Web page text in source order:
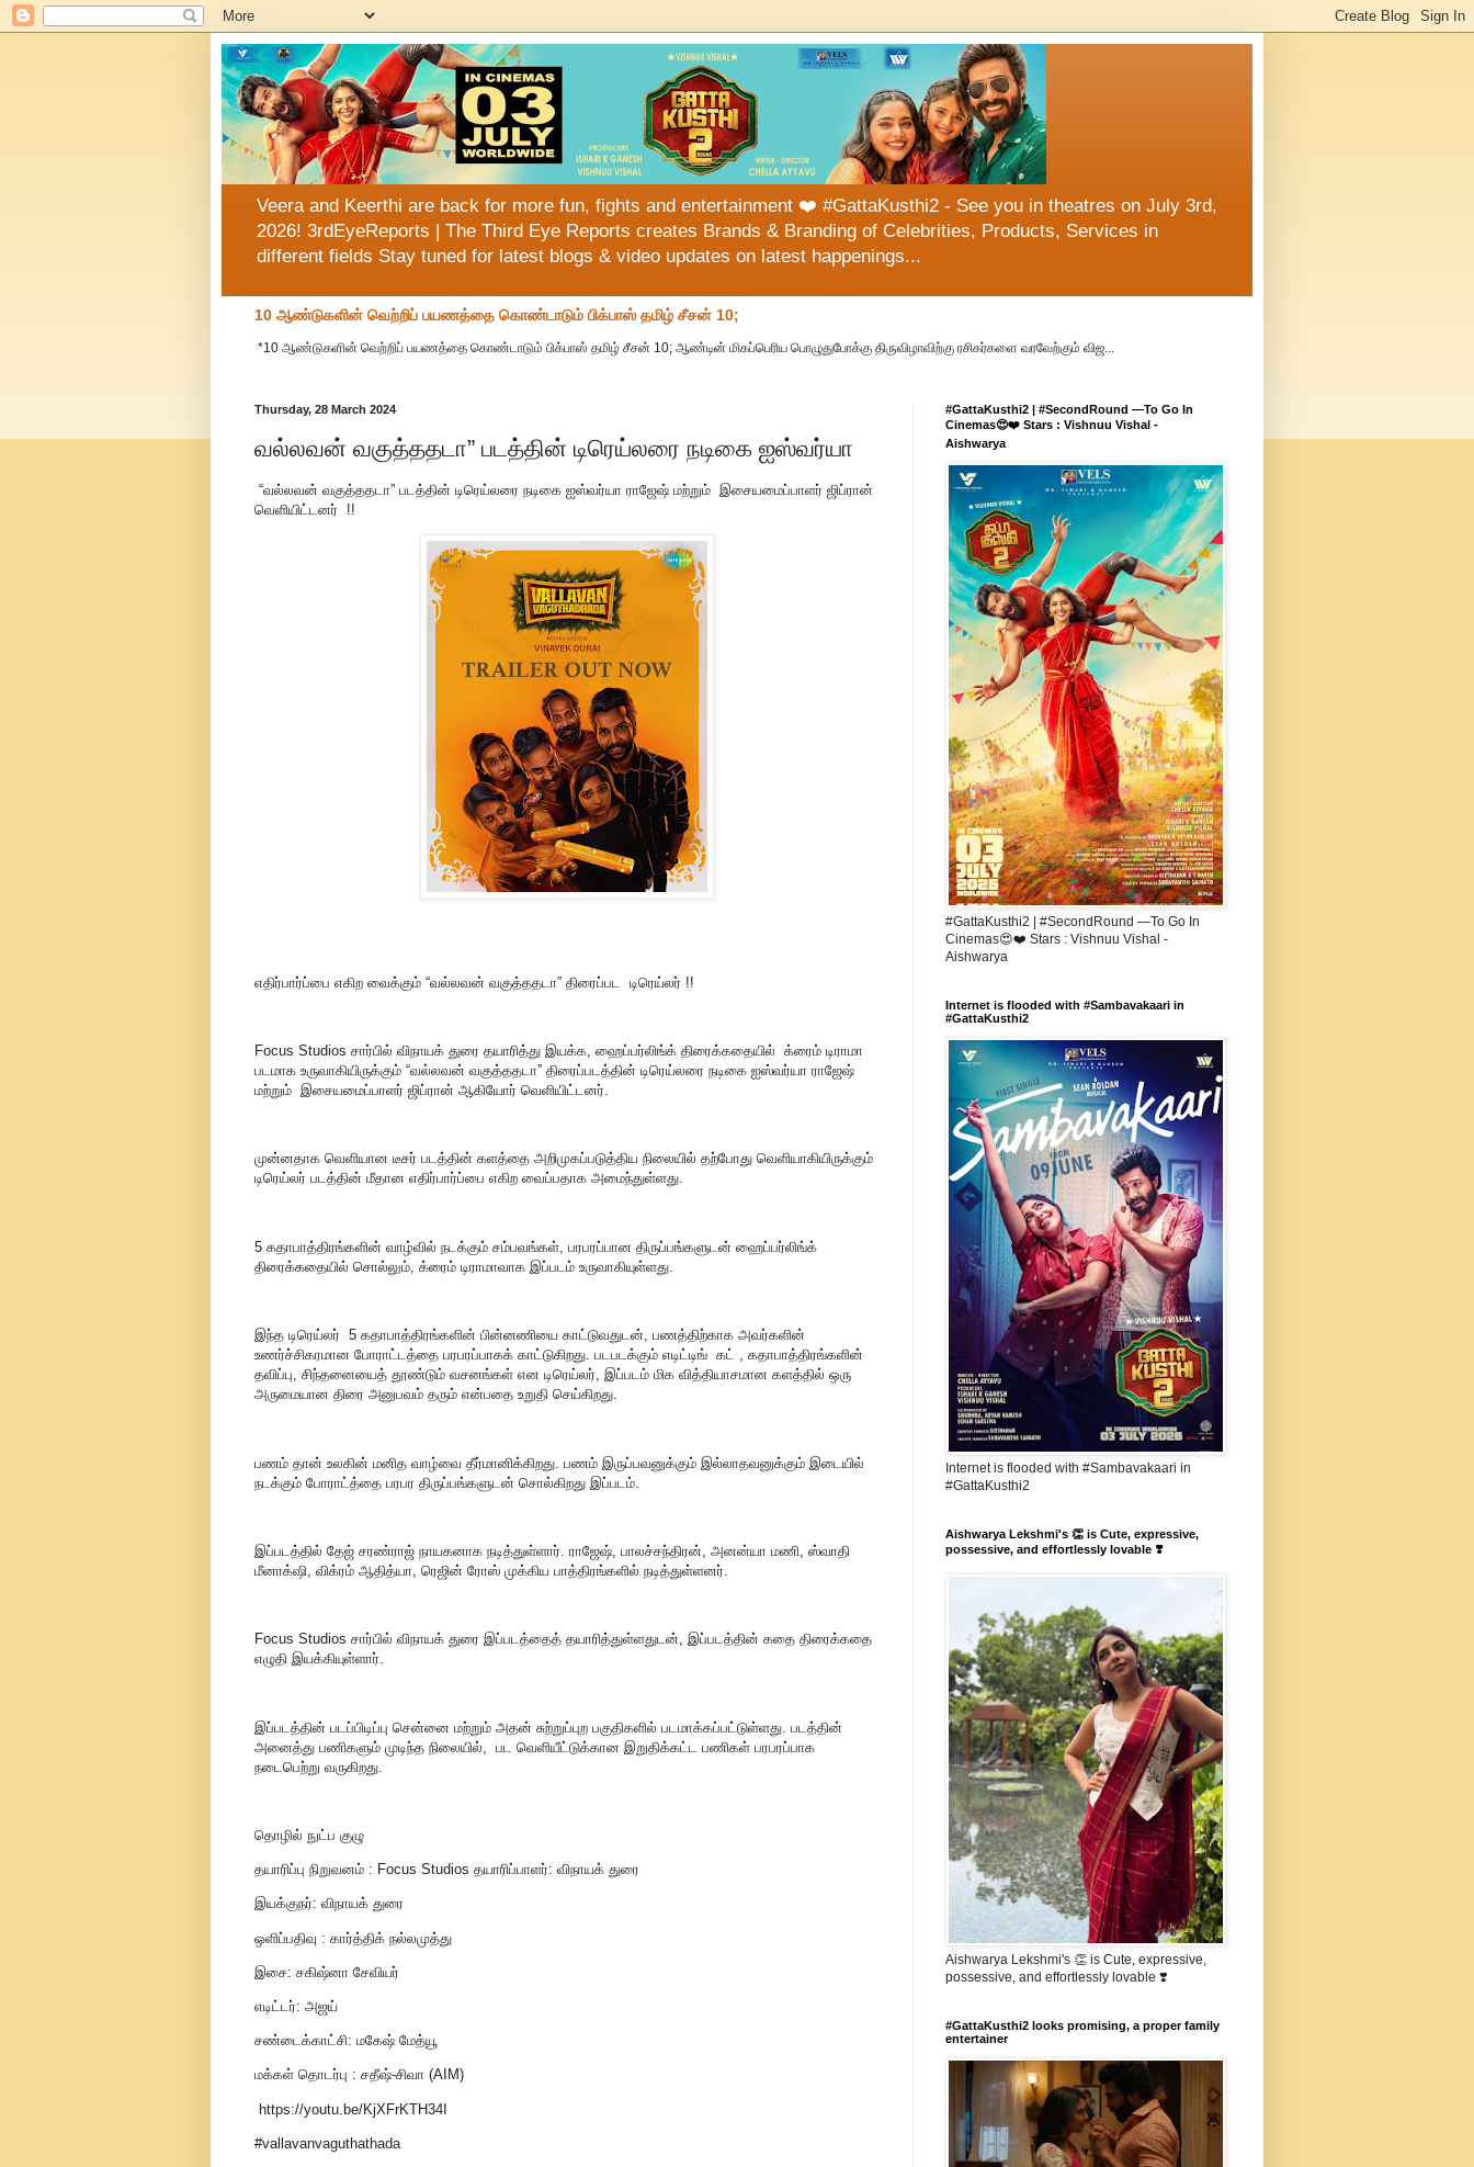
Veera and Keerthi are back for more fun, fights and entertainment ❤️ #GattaKusthi2 - See you in theatres on July 3rd,
2026! 3rdEyeReports | The Third Eye Reports creates Brands & Branding of Celebrities, Products, Services in
different fields Stay tuned for latest blogs & video updates on latest happenings...
10 ஆண்டுகளின் வெற்றிப் பயணத்தை கொண்டாடும் பிக்பாஸ் தமிழ் சீசன் 10;
*10 ஆண்டுகளின் வெற்றிப் பயணத்தை கொண்டாடும் பிக்பாஸ் தமிழ் சீசன் 10; ஆண்டின் மிகப்பெரிய பொழுதுபோக்கு திருவிழாவிற்கு ரசிகர்களை வரவேற்கும் விஜ...
Thursday, 28 March 2024
வல்லவன் வகுத்ததடா” படத்தின் டிரெய்லரை நடிகை ஐஸ்வர்யா
“வல்லவன் வகுத்ததடா” படத்தின் டிரெய்லரை நடிகை ஐஸ்வர்யா ராஜேஷ் மற்றும் இசையமைப்பாளர் ஜிப்ரான்
வெளியிட்டனர் !!
எதிர்பார்ப்பை எகிற வைக்கும் “வல்லவன் வகுத்ததடா” திரைப்பட டிரெய்லர் !!
Focus Studios சார்பில் விநாயக் துரை தயாரித்து இயக்க, ஹைப்பர்லிங்க் திரைக்கதையில் க்ரைம் டிராமா
படமாக உருவாகியிருக்கும் “வல்லவன் வகுத்ததடா” திரைப்படத்தின் டிரெய்லரை நடிகை ஐஸ்வர்யா ராஜேஷ்
மற்றும் இசையமைப்பாளர் ஜிப்ரான் ஆகியோர் வெளியிட்டனர்.
முன்னதாக வெளியான டீசர் படத்தின் களத்தை அறிமுகப்படுத்திய நிலையில் தற்போது வெளியாகியிருக்கும்
டிரெய்லர் படத்தின் மீதான எதிர்பார்ப்பை எகிற வைப்பதாக அமைந்துள்ளது.
5 கதாபாத்திரங்களின் வாழ்வில் நடக்கும் சம்பவங்கள், பரபரப்பான திருப்பங்களுடன் ஹைப்பர்லிங்க்
திரைக்கதையில் சொல்லும், க்ரைம் டிராமாவாக இப்படம் உருவாகியுள்ளது.
இந்த டிரெய்லர் 5 கதாபாத்திரங்களின் பின்னணியை காட்டுவதுடன், பணத்திற்காக அவர்களின்
உணர்ச்சிகரமான போராட்டத்தை பரபரப்பாகக் காட்டுகிறது. படபடக்கும் எடிட்டிங் கட் , கதாபாத்திரங்களின்
தவிப்பு, சிந்தனையைத் தூண்டும் வசனங்கள் என டிரெய்லர், இப்படம் மிக வித்தியாசமான களத்தில் ஒரு
அருமையான திரை அனுபவம் தரும் என்பதை உறுதி செய்கிறது.
பணம் தான் உலகின் மனித வாழ்வை தீர்மானிக்கிறது. பணம் இருப்பவனுக்கும் இல்லாதவனுக்கும் இடையில்
நடக்கும் போராட்த்தை பரபர திருப்பங்களுடன் சொல்கிறது இப்படம்.
இப்படத்தில் தேஜ் சரண்ராஜ் நாயகனாக நடித்துள்ளார். ராஜேஷ், பாலச்சந்திரன், அனன்யா மணி, ஸ்வாதி
மீனாக்‌ஷி, விக்ரம் ஆதித்யா, ரெஜின் ரோஸ் முக்கிய பாத்திரங்களில் நடித்துள்ளனர்.
Focus Studios சார்பில் விநாயக் துரை இப்படத்தைத் தயாரித்துள்ளதுடன், இப்படத்தின் கதை திரைக்கதை
எழுதி இயக்கியுள்ளார்.
இப்படத்தின் படப்பிடிப்பு சென்னை மற்றும் அதன் சுற்றுப்புற பகுதிகளில் படமாக்கப்பட்டுள்ளது. படத்தின்
அனைத்து பணிகளும் முடிந்த நிலையில், பட வெளியீட்டுக்கான இறுதிக்கட்ட பணிகள் பரபரப்பாக
நடைபெற்று வருகிறது.
தொழில் நுட்ப குழு
தயாரிப்பு நிறுவனம் : Focus Studios தயாரிப்பாளர்: விநாயக் துரை
இயக்குநர்: விநாயக் துரை
ஒளிப்பதிவு : கார்த்திக் நல்லமுத்து
இசை: சகிஷ்னா சேவியர்
எடிட்டர்: அஜய்
சண்டைக்காட்சி: மகேஷ் மேத்யூ
மக்கள் தொடர்பு : சதீஷ்-சிவா (AIM)
https://youtu.be/KjXFrKTH34I
#vallavanvaguthathada
#GattaKusthi2 | #SecondRound —To Go In
Cinemas😍❤️ Stars : Vishnuu Vishal -
Aishwarya
#GattaKusthi2 | #SecondRound —To Go In
Cinemas😍❤️ Stars : Vishnuu Vishal -
Aishwarya
Internet is flooded with #Sambavakaari in
#GattaKusthi2
Internet is flooded with #Sambavakaari in
#GattaKusthi2
Aishwarya Lekshmi's 👏 is Cute, expressive,
possessive, and effortlessly lovable ❣️
Aishwarya Lekshmi's 👏 is Cute, expressive,
possessive, and effortlessly lovable ❣️
#GattaKusthi2 looks promising, a proper family
entertainer